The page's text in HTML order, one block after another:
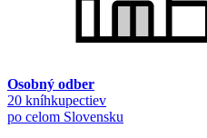
Osobný odber
20 kníhkupectiev
po celom Slovensku